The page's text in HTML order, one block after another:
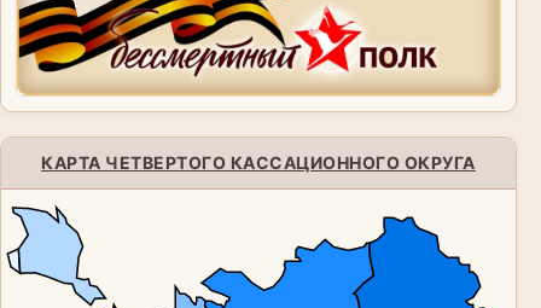
КАРТА ЧЕТВЕРТОГО КАССАЦИОННОГО ОКРУГА